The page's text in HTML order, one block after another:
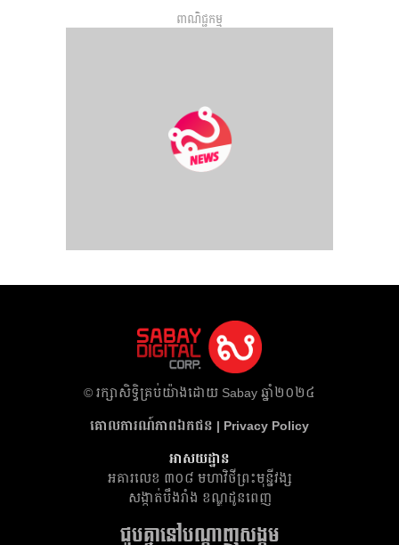
ពាណិជ្ជកម្ម
​© រក្សា​សិទ្ធិ​គ្រប់​យ៉ាង​ដោយ​ Sabay ឆ្នាំ​២០២៤
គោលការណ៍​ភាព​ឯកជន | Privacy Policy
អាសយដ្ឋាន
អគារ​លេខ ៣០៨ មហាវិថីព្រះមុន្នីវង្ស
សង្កាត់បឹងរាំង ខណ្ឌដូនពេញ
ជួបគ្នានៅបណ្តាញសង្គម